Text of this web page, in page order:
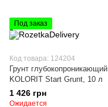
Под заказ
Код товара: 124204
Грунт глубокопроникающий
KOLORIT Start Grunt, 10 л
1 426 грн
Ожидается